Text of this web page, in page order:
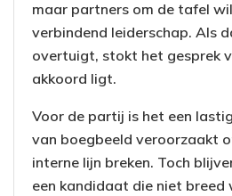
maar partners om de tafel
verbindend leiderschap. Als
overtuigt, stokt het gesprek
akkoord ligt.
Voor de partij is het een
van boegbeeld veroorzaakt
interne lijn breken. Toch
een kandidaat die niet breed